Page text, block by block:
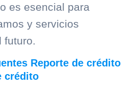
es esencial para
y servicios
futuro.
Reporte de crédito
crédito